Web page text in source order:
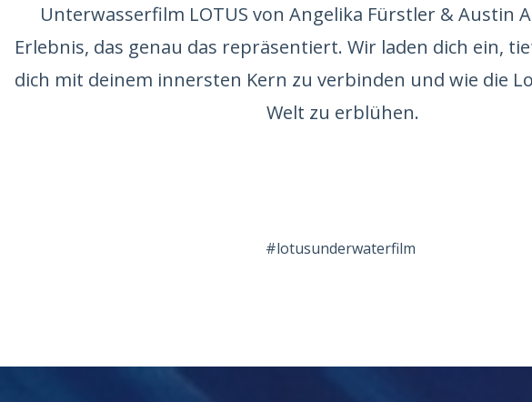
Unterwasserfilm LOTUS von Angelika Fürstler & Austin
Erlebnis, das genau das repräsentiert. Wir laden dich ein,
dich mit deinem innersten Kern zu verbinden und wie die
Welt zu erblühen.
#lotusunderwaterfilm